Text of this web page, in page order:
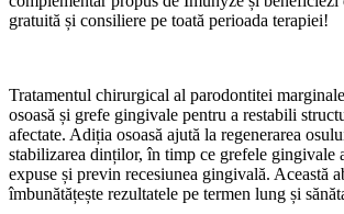
gratuită și consiliere pe toată perioada terapiei!
Tratamentul chirurgical al parodontitei
osoasă și grefe gingivale pentru a restabili
afectate. Adiția osoasă ajută la regenerarea
stabilizarea dinților, în timp ce grefele gingivale
expuse și previn recesiunea gingivală. Această
îmbunătățește rezultatele pe termen lung și